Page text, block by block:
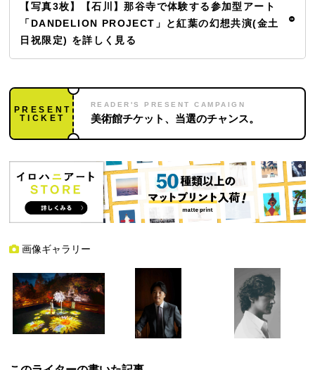
【写真3枚】【石川】那谷寺で体験する参加型アート
「DANDELION PROJECT」と紅葉の幻想共演(金土
日祝限定) を詳しく見る
PRESENT
TICKET
READER'S PRESENT CAMPAIGN
美術館チケット、当選のチャンス。
画像ギャラリー